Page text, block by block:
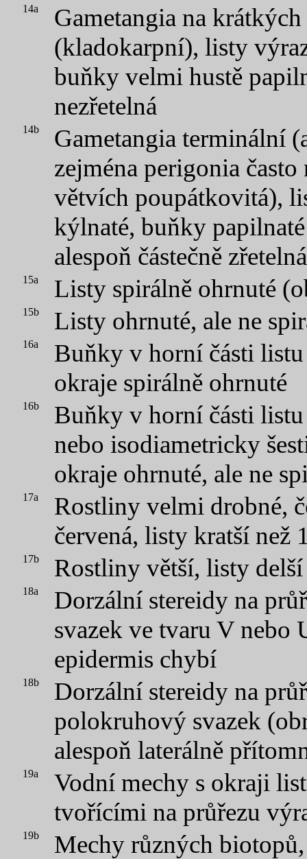
14a
Gametangia na
(kladokarpní), listy
buňky velmi hustě
nezřetelná
14b
Gametangia terminální
zejména perigonia
větvích poupátkovitá),
kýlnaté, buňky
alespoň částečně zřetelná
15a Listy spirálně ohrnuté
15b Listy ohrnuté, ale ne
16a
Buňky v horní části
okraje spirálně ohrnuté
16b
Buňky v horní části
nebo isodiametricky
okraje ohrnuté, ale ne
17a
Rostliny velmi drobné,
červená, listy kratší než
17b Rostliny větší, listy
18a
Dorzální stereidy na
svazek ve tvaru V nebo
epidermis chybí
18b
Dorzální stereidy na
polokruhový svazek
alespoň laterálně
19a
Vodní mechy s okraji
tvořícími na průřezu
19b
Mechy různých